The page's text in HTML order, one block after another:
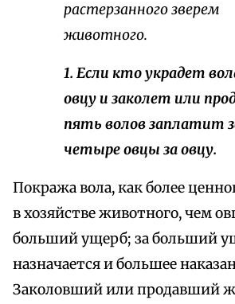
растерзанного зверем
животного.
1. Если кто украдет
овцу и заколет или
пять волов заплатит
четыре овцы за овцу.
Покража вола, как более
в хозяйстве животного, чем
больший ущерб; за больший
назначается и большее
Заколовший или продавший